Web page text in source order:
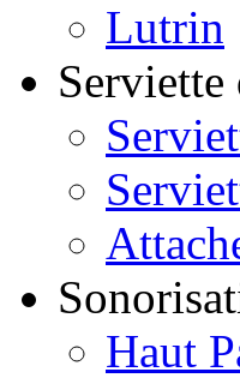
Lutrin
Serviette
Haut